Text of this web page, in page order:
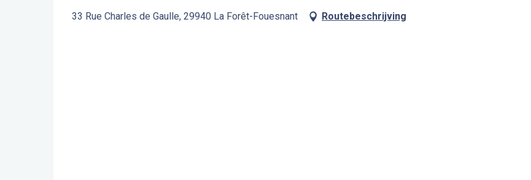
33 Rue Charles de Gaulle, 29940 La Forêt-Fouesnant Routebeschrijving